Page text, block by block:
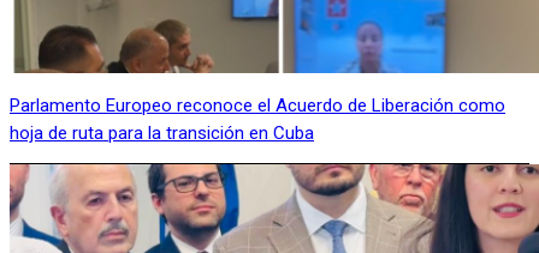
Parlamento Europeo reconoce el Acuerdo de Liberación como
hoja de ruta para la transición en Cuba